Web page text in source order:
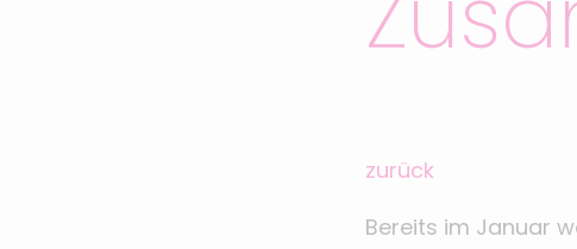
zurück
Bereits im Januar